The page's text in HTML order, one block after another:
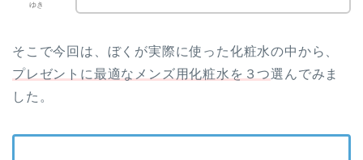
ゆき
そこで今回は、ぼくが実際に使った化粧水の中から、
プレゼントに最適なメンズ用化粧水を３つ選んでみま
した。